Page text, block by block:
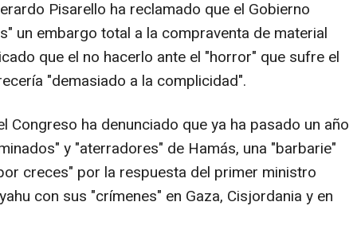
Pisarello ha reclamado que el Gobierno
un embargo total a la compraventa de material
que el no hacerlo ante el "horror" que sufre el
"demasiado a la complicidad".
Congreso ha denunciado que ya ha pasado un año
y "aterradores" de Hamás, una "barbarie"
creces" por la respuesta del primer ministro
con sus "crímenes" en Gaza, Cisjordania y en